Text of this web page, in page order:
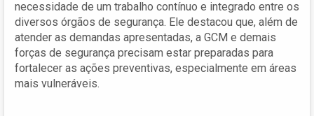
necessidade de um trabalho contínuo e integrado entre os
diversos órgãos de segurança. Ele destacou que, além de
atender as demandas apresentadas, a GCM e demais
forças de segurança precisam estar preparadas para
fortalecer as ações preventivas, especialmente em áreas
mais vulneráveis.